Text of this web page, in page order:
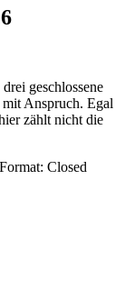
geschlossene
Anspruch. Egal
zählt nicht die
Format: Closed